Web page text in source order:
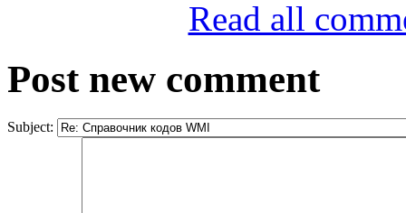
Read all
Post new comment
Subject: